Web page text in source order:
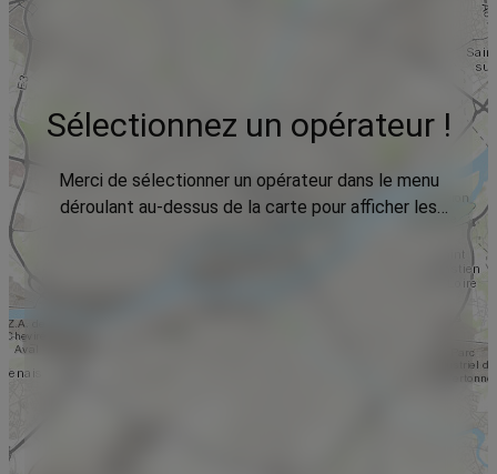
Sélectionnez un opérateur !
Merci de sélectionner un opérateur dans le menu
déroulant au-dessus de la carte pour afficher les